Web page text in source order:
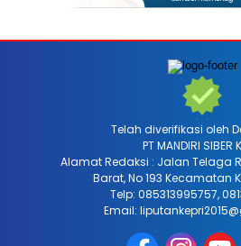
Telah diverifikasi oleh
PT MANDIRI SIBER
Alamat Redaksi : Jalan Telaga
Barat, No 193 Kecamatan
Telp: 085313995757,
Email: